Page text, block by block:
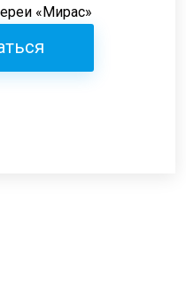
«Мирас»